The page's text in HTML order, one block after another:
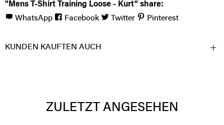
"Mens T-Shirt Training Loose - Kurt" share:
WhatsApp
Facebook Twitter Pinterest
KUNDEN KAUFTEN AUCH
ZULETZT ANGESEHEN